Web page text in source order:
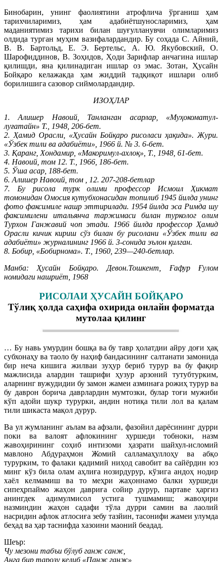
Бинобарин, унинг фаолиятини атрофлича ўрганиш ҳам
тарихчиларимиз, ҳам адабиётшуносларимиз, ҳам
маданиятимиз тарихи билан шуғулланувчи олимларимиз
олдида турган муҳим вазифалардандир. Бу соҳада C. Айний,
B. В. Бартольд, Е. Э. Бертельс, А. Ю. Якубовский, О.
Шарофиддинов, В. Зоҳидов, Ҳоди Зарифлар анчагина ишлар
қилишди, яна қилинадиган ишлар оз эмас. Зотан, Ҳусайн
Бойқаро келажакда ҳам жиддий тадқиқот ишлари олиб
борилишига сазовор сиймолардандир.
ИЗОҲЛАР
1. Алишер Навоий, Танланган асарлар, «Муҳокоматул-
луғатайн» Т., 1948, 206-бет.
2. Ҳамид Орасли, «Ҳусайн Бойқаро рисоласи ҳақида». Жури.
«Ўзбек тили ва адабиёти», 1966 й. № 3. 6-бет.
3. Қаранг, Хондамир, «Макоримул-ахлоқ», Т., 1948, 61-бет.
4. Навоий, том 12. Т., 1966, 186-бет.
5. Ўша асар, 188-бет.
6. Алишер Навоий, том , 12. 207-208-бетлар
7. Бу рисола турк олими профессор Исмоил Ҳикмат
томонидан Омосия кутубхонасидан топилиб 1945 йилда унинг
фото факсимиле нашр эттирилади. 1954 йилда эса Римда шу
факсимилени итальянча таржимаси билан турколог олим
Турхон Ганжавий чоп этади. 1966 йилда профессор Ҳамид
Орасли кичик кириш сўз билан бу рисолани «Ўзбек тили ва
адабиёти» журналининг 1966 й. 3-сонида эълон қилган.
8. Бобир, «Бобирнома». Т., 1960, 239—240-бетлар.
Манба: Ҳусайн Бойқаро. Девон.Тошкент, Ғафур Ғулом
номидаги нашриёт, 1968
РИСОЛАИ ҲУСАЙН БОЙҚАРО
Тўлиқ ҳолда саҳифа охирида онлайн форматда
мутолаа қилинг
… Бу навь умурдин бошқа ва бу тавр ҳолатдии айру доғи ҳақ
субхонаҳу ва таоло бу наҳиф бандасининғ салтанати замонида
бир неча кишига жилваи зуҳур бериб турур ва бу фақир
мажлисида алардин ташрифи ҳузур арзоний тутубтурким,
аларнинг вужудидии бу замон жамеи азминаға рожиҳ турур ва
бу даврон борича даврлардин мумтозки, булар тоғи мужиби
кўп адойи шукр турурки, андин нотиқа тили лол ва қалам
тили шикаста мақол дурур.
Ва ул жумланинг аълам ва афзали, фазойил дарёсининг дурри
поки ва валоят афлокининг хуршеди тобноки, назм
жавоҳирининг соҳиб интизоми ҳазрати шайхул-исломий
мавлоно Абдураҳмон Жомий салламаҳуллоҳу ва абқо
турурким, то фалаки қадимий ниҳод савобит ва сайёрдин юз
минг кўз била олам аҳлиға нозирдурур, кўзига андоҳ нодир
хаёл келмамиш ва то меҳри жаҳоннамо балки хуршеди
сипеҳрпаймо жаҳон давриға сойир дурур, партаве ҳаргиз
анингдек адимулмисол устига тушмамиш; жавоҳири
назминдин жаҳон садафи тўла дурри самин ва лаолий
насридин афлок атлосиға зебу тазйин, тасонифи жамеи улумда
беҳад ва ҳар таснифда хазоини маоний беадад.
Шеър:
Чу мезони табъи бўлуб ганж санж,
Анга бир тарозу келиб «Панж ганж»